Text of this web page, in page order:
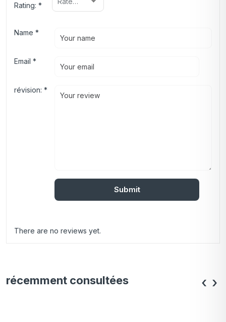
Rating: *
révision: *
Name *
Email *
There are no reviews yet.
récemment consultées ‹ ›